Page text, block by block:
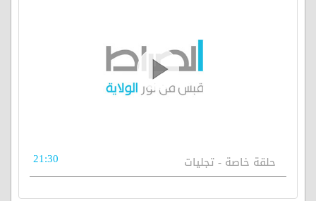
حلقة خاصة - تجليات 21:30